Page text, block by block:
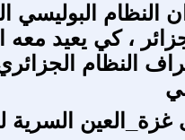
النظام البوليسي
، كي يعيد معه
النظام
السرية